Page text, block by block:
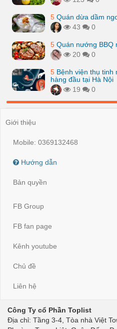
5 Quán dừa dầm
43
0
5 Quán nướng BBQ
20
0
5 Bệnh viện thụ tinh
hàng đầu tại Hà Nội
19
0
Giới thiệu
Mobile: 0369132468
Hướng dẫn
Bản quyền
FB Group
FB fan page
Kênh youtube
Chủ đề
Liên hệ
Công Ty cổ Phần Toplist
Địa chỉ: Tầng 3-4, Tòa nhà Việt